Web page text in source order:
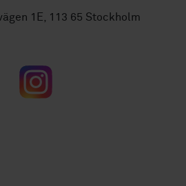
1E, 113 65 Stockholm
Instagram